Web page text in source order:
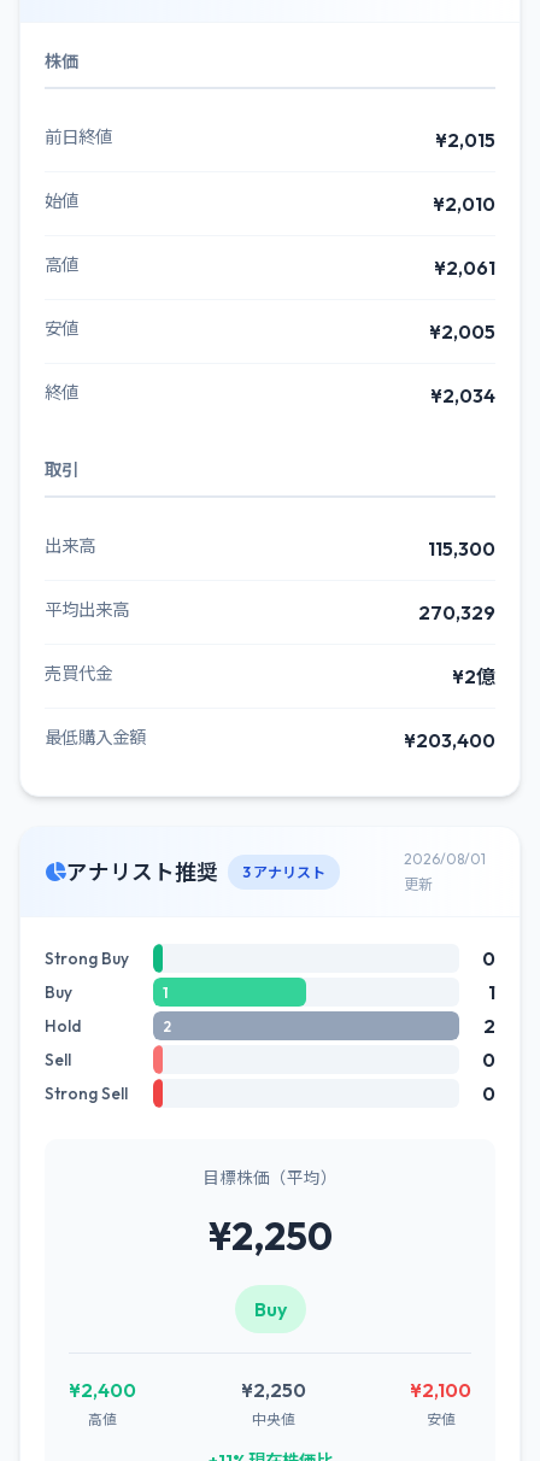
株価
前日終値 ¥2,015
始値 ¥2,010
高値 ¥2,061
安値 ¥2,005
終値 ¥2,034
取引
出来高 115,300
平均出来高 270,329
売買代金 ¥2億
最低購入金額 ¥203,400
アナリスト推奨 3 アナリスト
2026/08/01
更新
Strong Buy 0
Buy 1 1
Hold 2 2
Sell 0
Strong Sell 0
目標株価（平均）
¥2,250
Buy
¥2,400
高値
¥2,250
中央値
¥2,100
安値